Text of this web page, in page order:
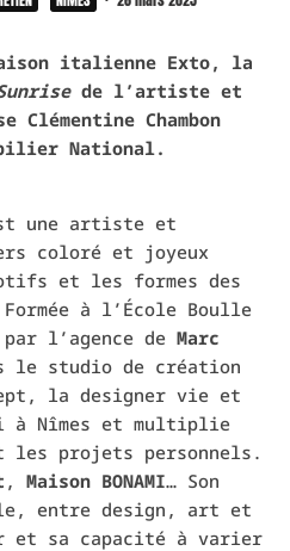
italienne Exto, la
de l’artiste et
Clémentine Chambon
National.
une artiste et
coloré et joyeux
et les formes des
à l’École Boulle
l’agence de Marc
le studio de création
la designer vie et
à Nîmes et multiplie
projets personnels.
, Maison BONAMI… Son
entre design, art et
et sa capacité à varier